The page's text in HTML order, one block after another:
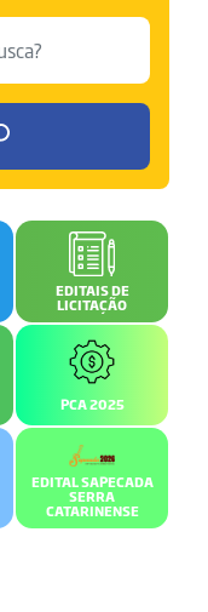
EDITAIS DE
LICITAÇÃO
PCA 2025
EDITAL SAPECADA
SERRA
CATARINENSE